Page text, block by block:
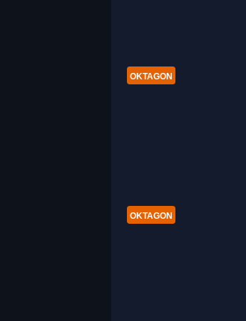
OKTAGON
OKTAGON